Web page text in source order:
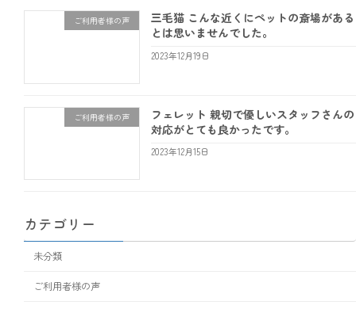
ご利用者様の声
三毛猫 こんな近くにペットの斎場がある
とは思いませんでした。
2023年12月19日
ご利用者様の声
フェレット 親切で優しいスタッフさんの
対応がとても良かったです。
2023年12月15日
カテゴリー
未分類
ご利用者様の声